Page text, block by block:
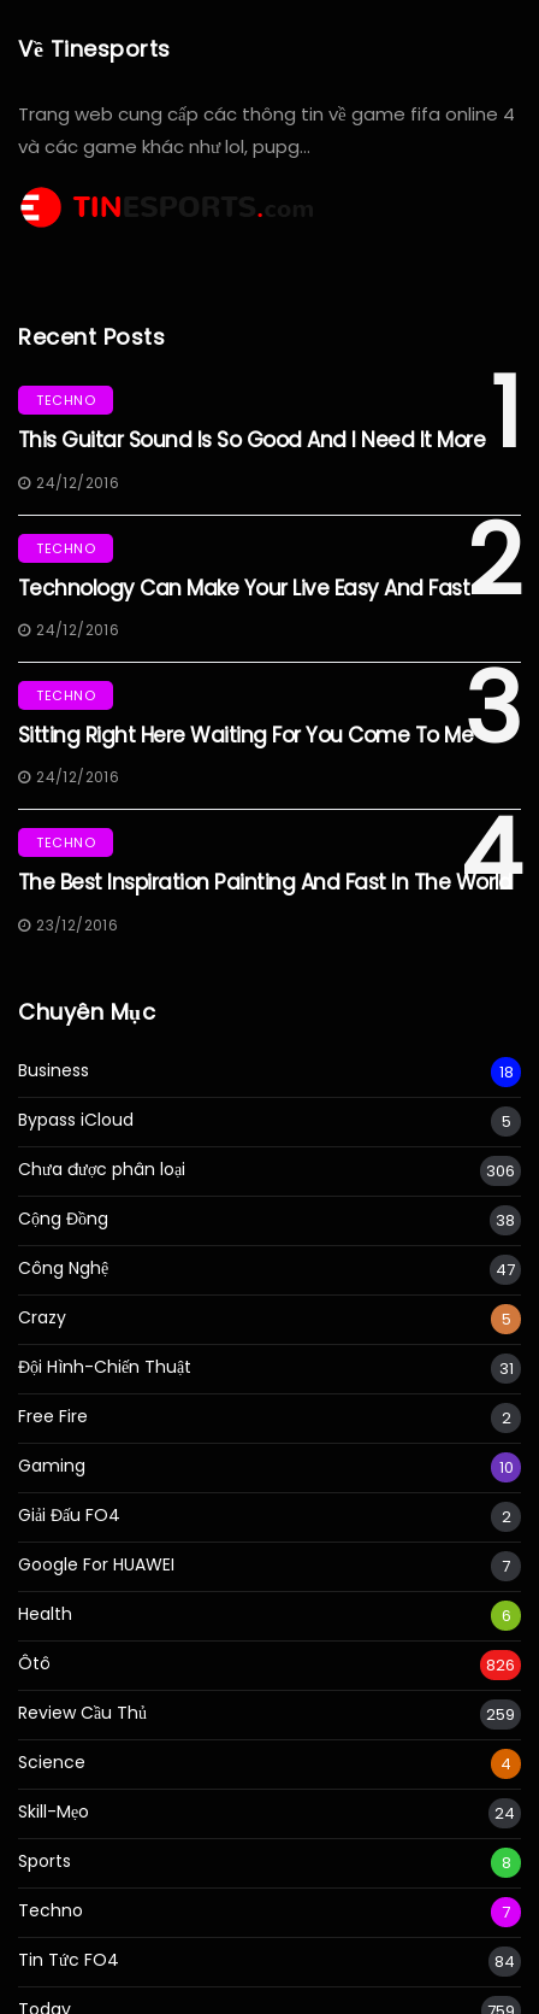
Về Tinesports
Trang web cung cấp các thông tin về game fifa online 4
và các game khác như lol, pupg…
Recent Posts
1
TECHNO
This Guitar Sound Is So Good And I Need It More
24/12/2016
2
TECHNO
Technology Can Make Your Live Easy And Fast
24/12/2016
3
TECHNO
Sitting Right Here Waiting For You Come To Me
24/12/2016
4
TECHNO
The Best Inspiration Painting And Fast In The World
23/12/2016
Chuyên Mục
Business 18
Bypass iCloud 5
Chưa được phân loại 306
Cộng Đồng 38
Công Nghệ 47
Crazy 5
Đội Hình-Chiến Thuật 31
Free Fire 2
Gaming 10
Giải Đấu FO4 2
Google For HUAWEI 7
Health 6
Ôtô 826
Review Cầu Thủ 259
Science 4
Skill-Mẹo 24
Sports 8
Techno 7
Tin Tức FO4 84
Today